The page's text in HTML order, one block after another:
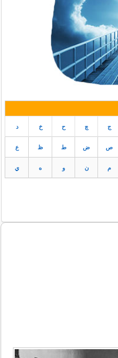
ج چ ح خ د
ص ض ط ظ ع
م ن و ه ي